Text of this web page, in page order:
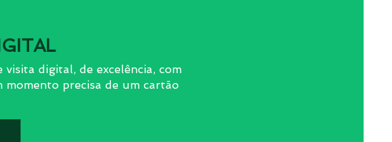
digital, de excelência, com
precisa de um cartão